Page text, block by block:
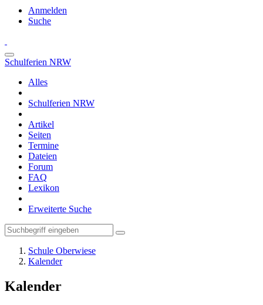
Anmelden
Suche
Schulferien NRW
Alles
Schulferien NRW
Artikel
Seiten
Termine
Dateien
Forum
FAQ
Lexikon
Erweiterte Suche
Schule Oberwiese
Kalender
Kalender